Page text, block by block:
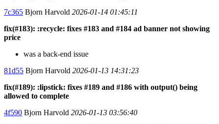
7c365 Bjorn Harvold 2026-01-14 01:45:11
fix(#183): :recycle: fixes #183 and #184 ad banner not showing
price
was a back-end issue
81d55 Bjorn Harvold 2026-01-13 14:31:23
fix(#189): :lipstick: fixes #189 and #186 with output() being
allowed to complete
4f590 Bjorn Harvold 2026-01-13 03:56:40